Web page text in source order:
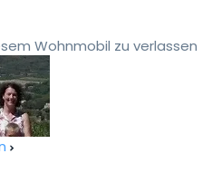
Wohnmobil zu verlassen